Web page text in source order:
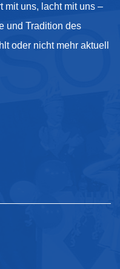
mit uns, lacht mit uns –
und Tradition des
oder nicht mehr aktuell